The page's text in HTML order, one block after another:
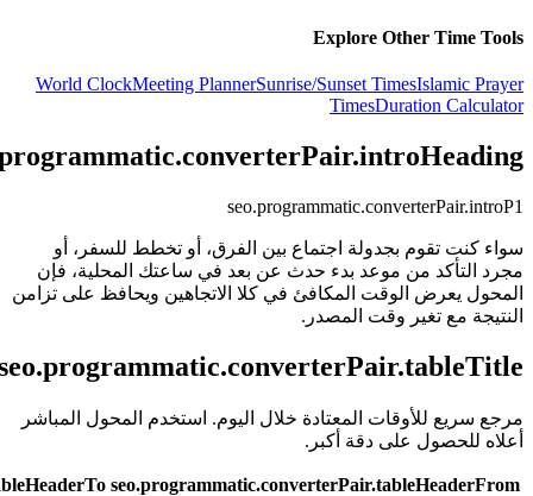
Explore Other Time Tools
World ClockMeeting PlannerSunrise/Sunset TimesIslamic Prayer
TimesDuration Calculator
seo.programmatic.converterPair.introP1
سواء كنت تقوم بجدولة اجتماع بين الفرق، أو تخطط للسفر، أو
مجرد التأكد من موعد بدء حدث عن بعد في ساعتك المحلية، فإن
المحول يعرض الوقت المكافئ في كلا الاتجاهين ويحافظ على تزامن
النتيجة مع تغير وقت المصدر.
مرجع سريع للأوقات المعتادة خلال اليوم. استخدم المحول المباشر
أعلاه للحصول على دقة أكبر.
seo.programmatic.converterPair.tableHeaderFrom